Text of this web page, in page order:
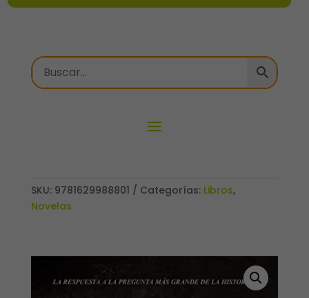
SKU: 9781629988801 Categorías: Libros,
Novelas